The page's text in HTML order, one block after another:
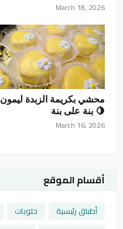
March 18, 2026
محشي بكريمة الزبدة ليمون
🍋 بنة على بنة
March 16, 2026
أقسام الموقع
أطباق رئيسية حلويات